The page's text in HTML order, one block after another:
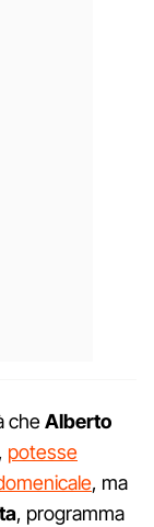
cheAlberto
potesse
, ma
, programma